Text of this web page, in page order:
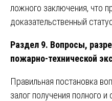
ложного заключения, что
доказательственный
Раздел 9. Вопросы,
пожарно-технической
Правильная постановка
залог получения полного и